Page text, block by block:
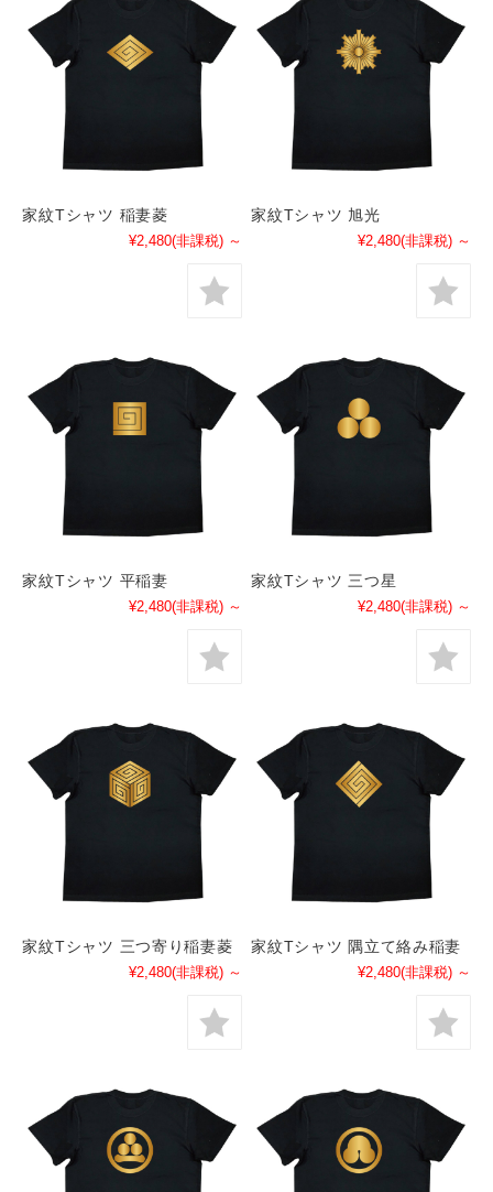
家紋Tシャツ 稲妻菱
¥2,480(非課税) ～
家紋Tシャツ 旭光
¥2,480(非課税) ～
家紋Tシャツ 平稲妻
¥2,480(非課税) ～
家紋Tシャツ 三つ星
¥2,480(非課税) ～
家紋Tシャツ 三つ寄り稲妻菱
¥2,480(非課税) ～
家紋Tシャツ 隅立て絡み稲妻
¥2,480(非課税) ～